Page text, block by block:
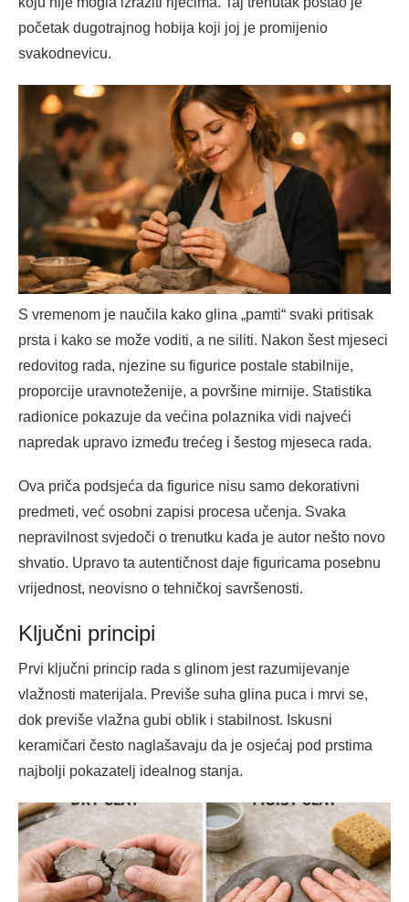
početak dugotrajnog hobija koji joj je promijenio
svakodnevicu.
S vremenom je naučila kako glina „pamti“ svaki pritisak
prsta i kako se može voditi, a ne siliti. Nakon šest mjeseci
redovitog rada, njezine su figurice postale stabilnije,
proporcije uravnoteženije, a površine mirnije. Statistika
radionice pokazuje da većina polaznika vidi najveći
napredak upravo između trećeg i šestog mjeseca rada.
Ova priča podsjeća da figurice nisu samo dekorativni
predmeti, već osobni zapisi procesa učenja. Svaka
nepravilnost svjedoči o trenutku kada je autor nešto novo
shvatio. Upravo ta autentičnost daje figuricama posebnu
vrijednost, neovisno o tehničkoj savršenosti.
Ključni principi
Prvi ključni princip rada s glinom jest razumijevanje
vlažnosti materijala. Previše suha glina puca i mrvi se,
dok previše vlažna gubi oblik i stabilnost. Iskusni
keramičari često naglašavaju da je osjećaj pod prstima
najbolji pokazatelj idealnog stanja.